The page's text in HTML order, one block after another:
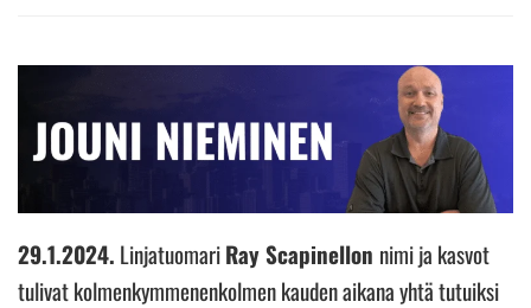
29.1.2024. LinjatuomariRay Scapinellon nimi ja kasvot
tulivat kolmenkymmenenkolmen kauden aikana yhtä tutuiksi